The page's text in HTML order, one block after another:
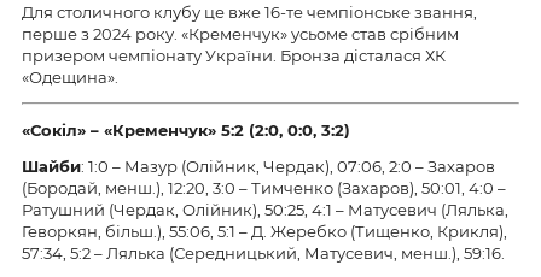
Для столичного клубу це вже 16-те чемпіонське звання,
перше з 2024 року. «Кременчук» усьоме став срібним
призером чемпіонату України. Бронза дісталася ХК
«Одещина».
«Сокіл» – «Кременчук» 5:2 (2:0, 0:0, 3:2)
Шайби: 1:0 – Мазур (Олійник, Чердак), 07:06, 2:0 – Захаров
(Бородай, менш.), 12:20, 3:0 – Тимченко (Захаров), 50:01, 4:0 –
Ратушний (Чердак, Олійник), 50:25, 4:1 – Матусевич (Лялька,
Геворкян, більш.), 55:06, 5:1 – Д. Жеребко (Тищенко, Крикля),
57:34, 5:2 – Лялька (Середницький, Матусевич, менш.), 59:16.